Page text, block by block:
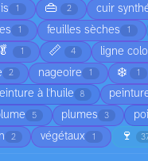
1 👜 2 cuir
1 feuilles sèches 1
🥬 1 📏 4 ligne
2 nageoire 1 ❄️ 1
à l'huile 8
5 plumes 3
2 végétaux 1 🍷